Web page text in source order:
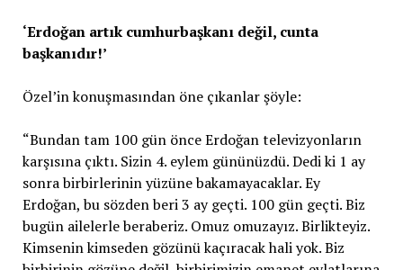
‘Erdoğan artık cumhurbaşkanı değil, cunta
başkanıdır!’
Özel’in konuşmasından öne çıkanlar şöyle:
“Bundan tam 100 gün önce Erdoğan televizyonların
karşısına çıktı. Sizin 4. eylem gününüzdü. Dedi ki 1 ay
sonra birbirlerinin yüzüne bakamayacaklar. Ey
Erdoğan, bu sözden beri 3 ay geçti. 100 gün geçti. Biz
bugün ailelerle beraberiz. Omuz omuzayız. Birlikteyiz.
Kimsenin kimseden gözünü kaçıracak hali yok. Biz